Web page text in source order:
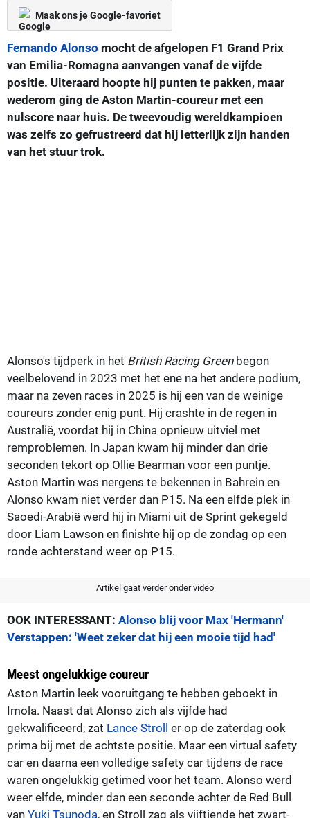
Maak ons je Google-favoriet
Fernando Alonso mocht de afgelopen F1 Grand Prix
van Emilia-Romagna aanvangen vanaf de vijfde
positie. Uiteraard hoopte hij punten te pakken, maar
wederom ging de Aston Martin-coureur met een
nulscore naar huis. De tweevoudig wereldkampioen
was zelfs zo gefrustreerd dat hij letterlijk zijn handen
van het stuur trok.
Alonso's tijdperk in het British Racing Greenbegon
veelbelovend in 2023 met het ene na het andere podium,
maar na zeven races in 2025 is hij een van de weinige
coureurs zonder enig punt. Hij crashte in de regen in
Australië, voordat hij in China opnieuw uitviel met
remproblemen. In Japan kwam hij minder dan drie
seconden tekort op Ollie Bearman voor een puntje.
Aston Martin was nergens te bekennen in Bahrein en
Alonso kwam niet verder dan P15. Na een elfde plek in
Saoedi-Arabië werd hij in Miami uit de Sprint gekegeld
door Liam Lawson en finishte hij op de zondag op een
ronde achterstand weer op P15.
Artikel gaat verder onder video
OOK INTERESSANT: Alonso blij voor Max 'Hermann'
Verstappen: 'Weet zeker dat hij een mooie tijd had'
Meest ongelukkige coureur
Aston Martin leek vooruitgang te hebben geboekt in
Imola. Naast dat Alonso zich als vijfde had
gekwalificeerd, zat Lance Stroll er op de zaterdag ook
prima bij met de achtste positie. Maar een virtual safety
car en daarna een volledige safety car tijdens de race
waren ongelukkig getimed voor het team. Alonso werd
weer elfde, minder dan een seconde achter de Red Bull
van Yuki Tsunoda, en Stroll zag als vijftiende het zwart-